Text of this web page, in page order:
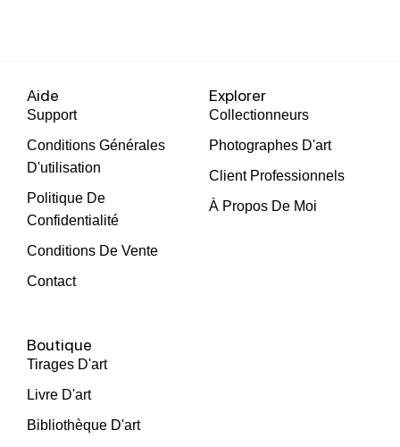
Aide
Support
Conditions Générales
D'utilisation
Politique De
Confidentialité
Conditions De Vente
Contact
Explorer
Collectionneurs
Photographes D'art
Client Professionnels
À Propos De Moi
Boutique
Tirages D'art
Livre D'art
Bibliothèque D'art